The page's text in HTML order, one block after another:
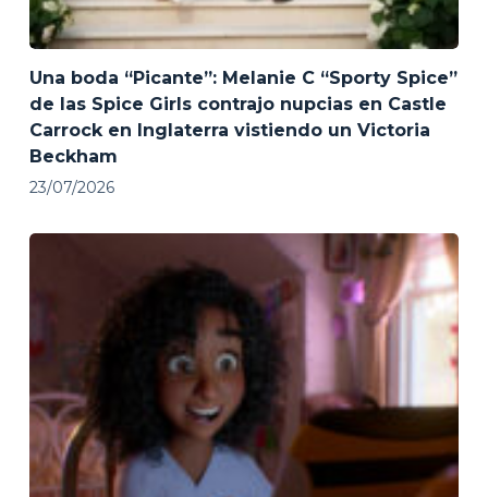
Una boda “Picante”: Melanie C “Sporty Spice”
de las Spice Girls contrajo nupcias en Castle
Carrock en Inglaterra vistiendo un Victoria
Beckham
23/07/2026